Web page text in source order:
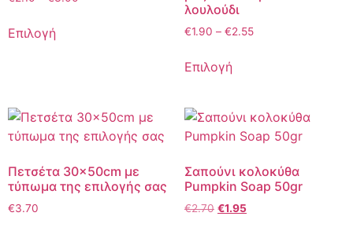
Επιλογή
λουλούδι
€1.90 – €2.55
Επιλογή
Πετσέτα 30×50cm με
τύπωμα της επιλογής σας
€3.70
Σαπούνι κολοκύθα
Pumpkin Soap 50gr
€2.70 €1.95